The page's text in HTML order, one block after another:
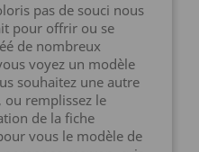
pas de souci nous
pour offrir ou se
de nombreux
voyez un modèle
souhaitez une autre
, ou remplissez le
de la fiche
vous le modèle de